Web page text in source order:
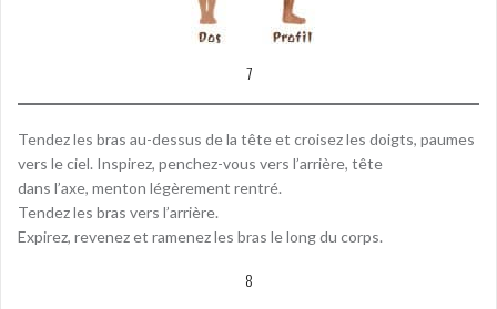
7
Tendez les bras au-dessus de la tête et croisez les doigts, paumes
vers le ciel. Inspirez, penchez-vous vers l’arrière, tête
dans l’axe, menton légèrement rentré.
Tendez les bras vers l’arrière.
Expirez, revenez et ramenez les bras le long du corps.
8